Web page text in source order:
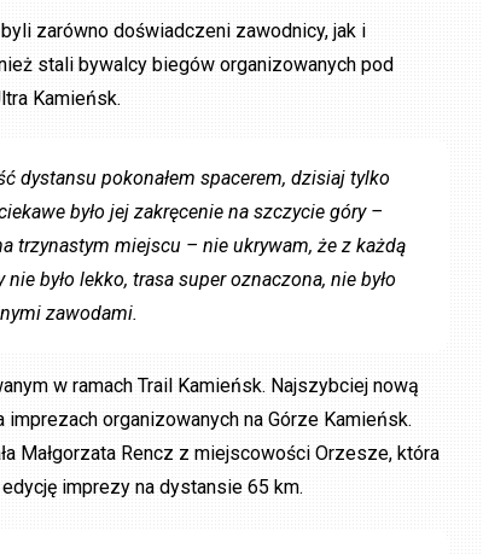
zarówno doświadczeni zawodnicy, jak i
stali bywalcy biegów organizowanych pod
Kamieńsk.
dystansu pokonałem spacerem, dzisiaj tylko
było jej zakręcenie na szczycie góry –
trzynastym miejscu – nie ukrywam, że z każdą
było lekko, trasa super oznaczona, nie było
zawodami.
w ramach Trail Kamieńsk. Najszybciej nową
organizowanych na Górze Kamieńsk.
Małgorzata Rencz z miejscowości Orzesze, która
imprezy na dystansie 65 km.